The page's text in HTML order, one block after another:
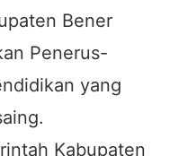
Bener
Penerus-
yang
Kabupaten